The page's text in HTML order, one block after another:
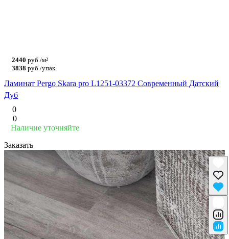
2440 руб./м²
3838 руб./упак
Ламинат Pergo Skara pro L1251-03372 Современный Датский
Дуб
0
0
Наличие уточняйте
Заказать